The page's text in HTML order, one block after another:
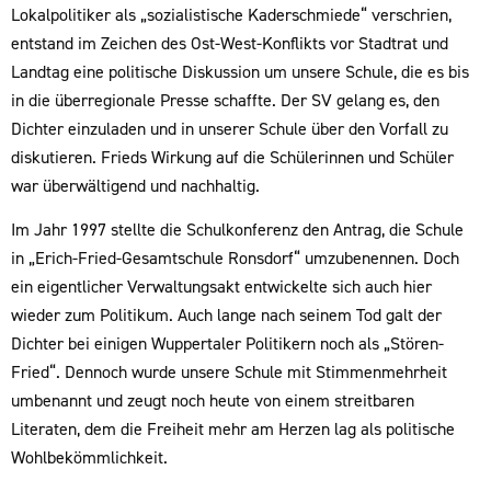
Lokalpolitiker als „sozialistische Kaderschmiede“ verschrien,
entstand im Zeichen des Ost-West-Konflikts vor Stadtrat und
Landtag eine politische Diskussion um unsere Schule, die es bis
in die überregionale Presse schaffte. Der SV gelang es, den
Dichter einzuladen und in unserer Schule über den Vorfall zu
diskutieren. Frieds Wirkung auf die Schülerinnen und Schüler
war überwältigend und nachhaltig.
Im Jahr 1997 stellte die Schulkonferenz den Antrag, die Schule
in „Erich-Fried-Gesamtschule Ronsdorf“ umzubenennen. Doch
ein eigentlicher Verwaltungsakt entwickelte sich auch hier
wieder zum Politikum. Auch lange nach seinem Tod galt der
Dichter bei einigen Wuppertaler Politikern noch als „Stören-
Fried“. Dennoch wurde unsere Schule mit Stimmenmehrheit
umbenannt und zeugt noch heute von einem streitbaren
Literaten, dem die Freiheit mehr am Herzen lag als politische
Wohlbekömmlichkeit.